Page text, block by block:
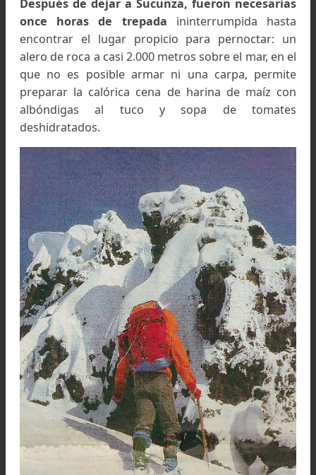
Al asalto del Gigante
Así aconsejados, y respetando siempre al
que trataban de vencer, los tres escaladores
habían separado del guardaparque ya fuera
bosque, frente a la quebrada del río Turbio
nace a partir del glaciar del mismo nombre.
Hace unos días pasó un montañista solitario,
Club Andino Junín de los Andes, había
Sucunza al despedirse; su hombre es
Verberck. Tal vez se lo encuentren allí
Pensaba subir por la ruta oeste del Lanín, que en
cartografía figura con una pared de hielo
comoEl Salto del Ángel.
Después de dejar a Sucunza, fueron
once horas de trepadaininterrumpida
encontrar el lugar propicio para pernoctar:
alero de roca a casi 2.000 metros sobre el mar,
que no es posible armar ni una carpa,
preparar la calórica cena de harina de maíz
albóndigas al tuco y sopa de
deshidratados.